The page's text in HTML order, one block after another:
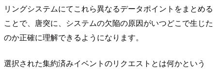
リングシステムにてこれら異なるデータポイントをまとめる
ことで、唐突に、システムの欠陥の原因がいつどこで生じた
のか正確に理解できるようになります。
選択された集約済みイベントのリクエストとは何かという